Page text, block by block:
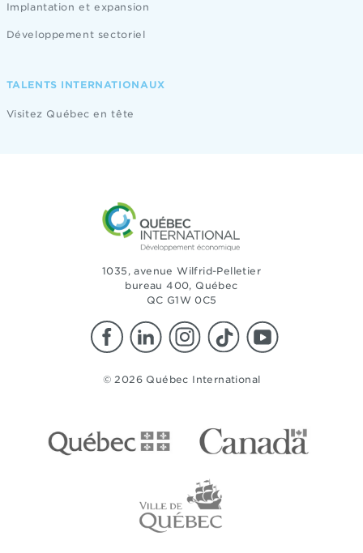
Implantation et expansion
Développement sectoriel
TALENTS INTERNATIONAUX
Visitez Québec en tête
1035, avenue Wilfrid-Pelletier
bureau 400, Québec
QC G1W 0C5
© 2026 Québec International